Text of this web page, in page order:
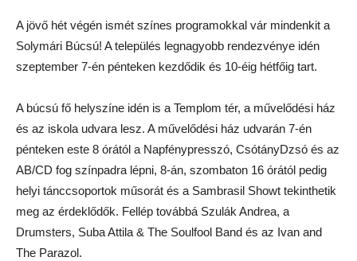
A jövő hét végén ismét színes programokkal vár mindenkit a
Solymári Búcsú! A település legnagyobb rendezvénye idén
szeptember 7-én pénteken kezdődik és 10-éig hétfőig tart.
A búcsú fő helyszíne idén is a Templom tér, a művelődési ház
és az iskola udvara lesz. A művelődési ház udvarán 7-én
pénteken este 8 órától a Napfénypresszó, CsótányDzsó és az
AB/CD fog színpadra lépni, 8-án, szombaton 16 órától pedig
helyi tánccsoportok műsorát és a Sambrasil Showt tekinthetik
meg az érdeklődők. Fellép továbbá Szulák Andrea, a
Drumsters, Suba Attila & The Soulfool Band és az Ivan and
The Parazol.